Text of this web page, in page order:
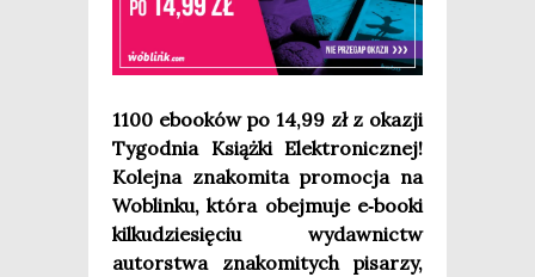
1100 ebo­oków po 14,99 zł z oka­zji
Tygo­dnia Książ­ki Elek­tro­nicz­nej!
Kolej­na zna­ko­mi­ta pro­mo­cja na
Woblin­ku, któ­ra obej­mu­je e‑booki
kil­ku­dzie­się­ciu wydaw­nictw
autor­stwa zna­ko­mi­tych pisa­rzy,